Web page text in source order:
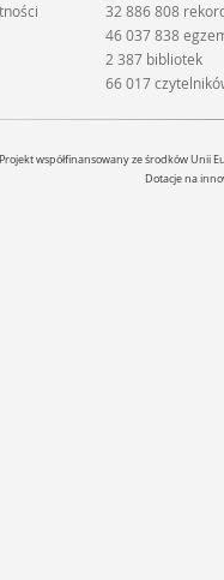
32 886 808
46 037 838
2 387 bibliotek
66 017
Projekt współfinansowany ze środków Unii
Dotacje na